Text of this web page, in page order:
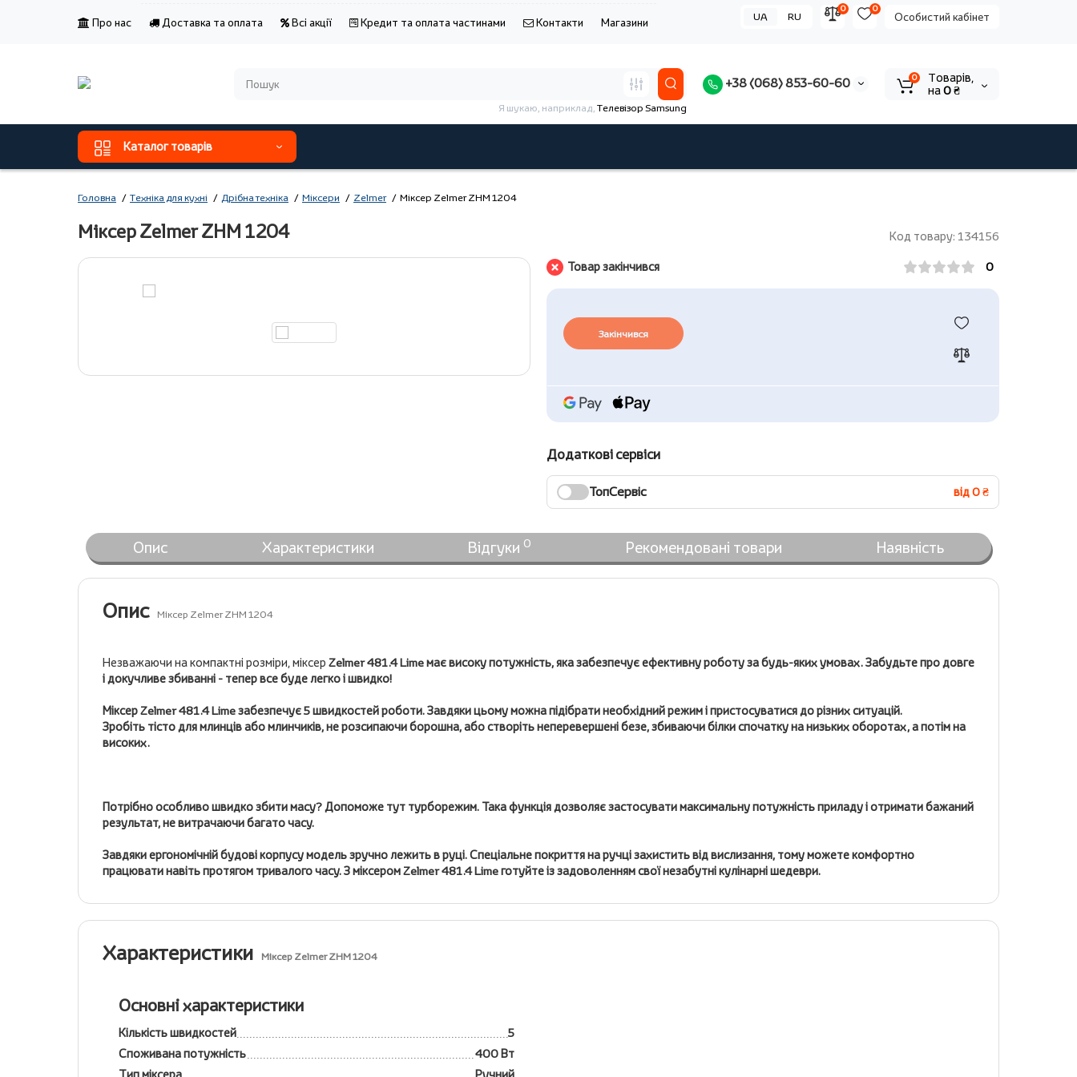
Про нас Доставка та оплата Всі акції Кредит та оплата частинами Контакти Магазини Особистий кабінет
0
0
UA RU
+38 (068) 853-60-60
Я шукаю, наприклад,Телевізор Samsung
0
Tоварів,
на0 ₴
Каталог товарів
Головна Техніка для кухні Дрібна техніка Міксери Zelmer Міксер Zelmer ZHM 1204
Код товару: 134156
Міксер Zelmer ZHM 1204
Товар закінчився 0
Закінчився
Додаткові сервіси
ТопСервіс від 0 ₴
Опис Характеристики Відгуки 0 Рекомендовані товари Наявність
Опис Міксер Zelmer ZHM 1204
Незважаючи на компактні розміри, міксер Zelmer 481.4 Limeмає високу потужність, яка забезпечує ефективну роботу за будь-яких умовах. Забудьте про довге
і докучливе збиванні - тепер все буде легко і швидко!
Міксер Zelmer 481.4 Lime забезпечує 5 швидкостей роботи. Завдяки цьому можна підібрати необхідний режим і пристосуватися до різних ситуацій.
Зробіть тісто для млинців або млинчиків, не розсипаючи борошна, або створіть неперевершені безе, збиваючи білки спочатку на низьких оборотах, а потім на
високих.
Потрібно особливо швидко збити масу? Допоможе тут турборежим. Така функція дозволяє застосувати максимальну потужність приладу і отримати бажаний
результат, не витрачаючи багато часу.
Завдяки ергономічній будові корпусу модель зручно лежить в руці. Спеціальне покриття на ручці захистить від вислизання, тому можете комфортно
працювати навіть протягом тривалого часу. З міксеромZelmer 481.4 Limeготуйте із задоволенням свої незабутні кулінарні шедеври.
Характеристики Міксер Zelmer ZHM 1204
Основні характеристики
Кількість швидкостей
5
Споживана потужність
400 Вт